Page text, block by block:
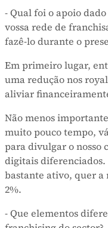
- Qual foi o apoio
vossa rede de
fazê-lo durante o
Em primeiro lugar,
uma redução nos
aliviar
Não menos
muito pouco tempo,
para divulgar o nosso
digitais diferenciados.
bastante ativo, quer a
2%.
- Que elementos